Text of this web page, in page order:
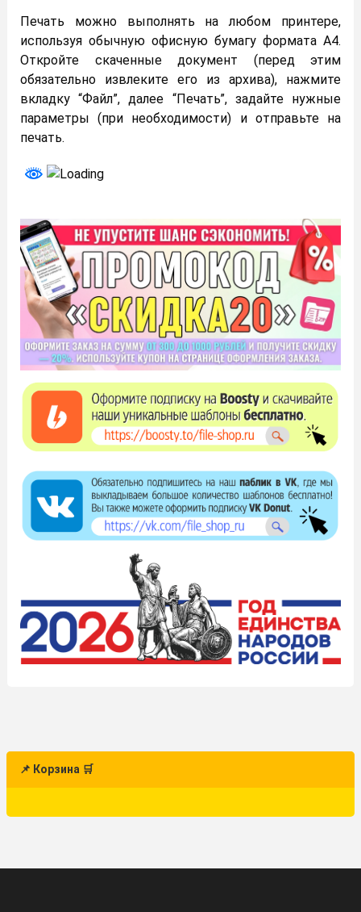
Печать можно выполнять на любом принтере,
используя обычную офисную бумагу формата А4.
Откройте скаченные документ (перед этим
обязательно извлеките его из архива), нажмите
вкладку “Файл”, далее “Печать”, задайте нужные
параметры (при необходимости) и отправьте на
печать.
📌 Корзина 🛒